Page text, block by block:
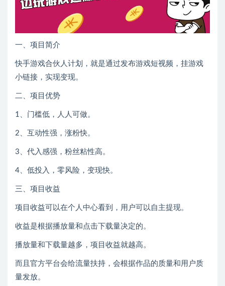
一、项目简介
快手游戏合伙人计划，就是通过发布游戏短视频，挂游戏
小链接，实现变现。
二、项目优势
1、门槛低，人人可做。
2、互动性强，涨粉快。
3、代入感强，粉丝粘性高。
4、低投入，零风险，变现快。
三、项目收益
项目收益可以在个人中心看到，用户可以自主提现。
收益是根据播放量和点击下载量决定的。
播放量和下载量越多，项目收益就越高。
而且官方平台会给流量扶持，会根据作品的质量和用户质
量发放。